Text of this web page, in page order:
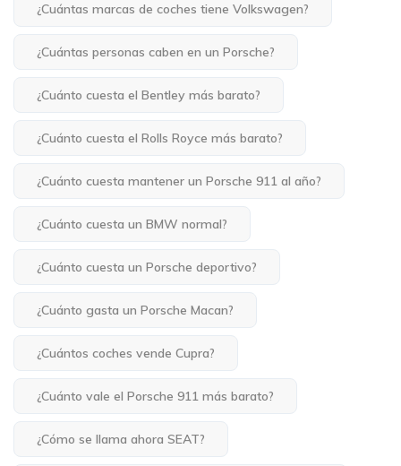
¿Cuántas marcas de coches tiene Volkswagen?
¿Cuántas personas caben en un Porsche?
¿Cuánto cuesta el Bentley más barato?
¿Cuánto cuesta el Rolls Royce más barato?
¿Cuánto cuesta mantener un Porsche 911 al año?
¿Cuánto cuesta un BMW normal?
¿Cuánto cuesta un Porsche deportivo?
¿Cuánto gasta un Porsche Macan?
¿Cuántos coches vende Cupra?
¿Cuánto vale el Porsche 911 más barato?
¿Cómo se llama ahora SEAT?